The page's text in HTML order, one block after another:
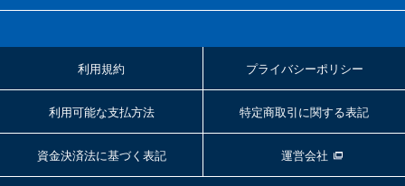
利用規約 プライバシーポリシー
利用可能な支払方法 特定商取引に関する表記
資金決済法に基づく表記 運営会社